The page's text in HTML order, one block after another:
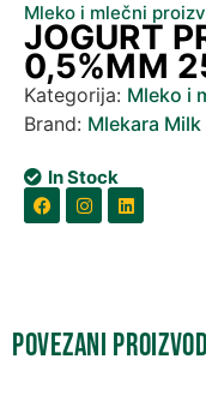
Mleko i mlečni
JOGURT
0,5%MM
Kategorija: Mleko i
Brand: Mlekara
In Stock
Povezani